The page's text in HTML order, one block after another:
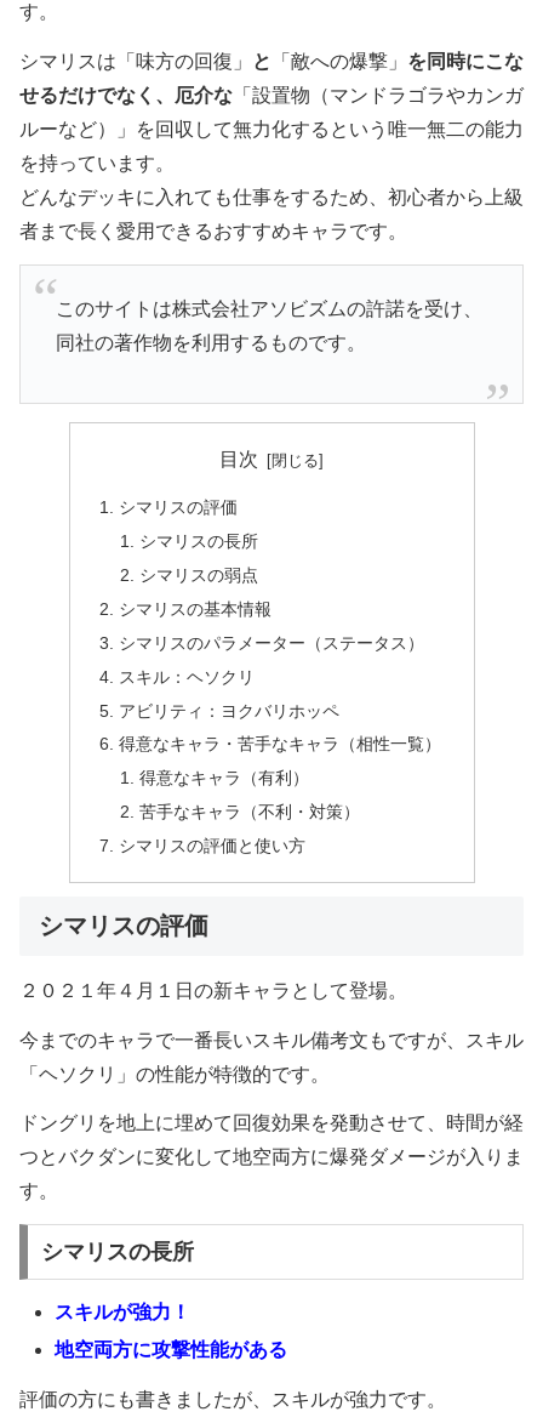
す。
シマリスは「味方の回復」 と 「敵への爆撃」 を同時にこな
せるだけでなく、厄介な 「設置物（マンドラゴラやカンガ
ルーなど）」を回収して無力化するという唯一無二の能力
を持っています。
どんなデッキに入れても仕事をするため、初心者から上級
者まで長く愛用できるおすすめキャラです。
このサイトは株式会社アソビズムの許諾を受け、
同社の著作物を利用するものです。
目次
シマリスの評価
シマリスの長所
シマリスの弱点
シマリスの基本情報
シマリスのパラメーター（ステータス）
スキル：ヘソクリ
アビリティ：ヨクバリホッペ
得意なキャラ・苦手なキャラ（相性一覧）
得意なキャラ（有利）
苦手なキャラ（不利・対策）
シマリスの評価と使い方
シマリスの評価
２０２１年４月１日の新キャラとして登場。
今までのキャラで一番長いスキル備考文もですが、スキル
「ヘソクリ」の性能が特徴的です。
ドングリを地上に埋めて回復効果を発動させて、時間が経
つとバクダンに変化して地空両方に爆発ダメージが入りま
す。
シマリスの長所
スキルが強力！
地空両方に攻撃性能がある
評価の方にも書きましたが、スキルが強力です。